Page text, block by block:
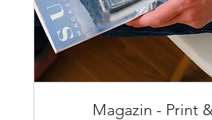
Magazin - Print